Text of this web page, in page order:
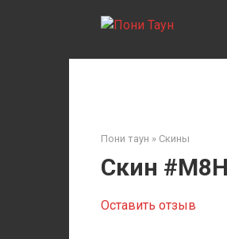
Пони таун » Скины
Скин
Оставить отзыв